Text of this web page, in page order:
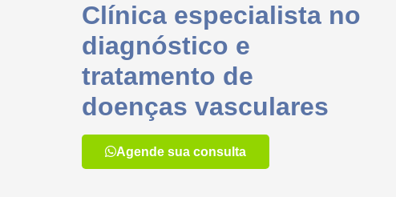
Clínica especialista no
diagnóstico e
tratamento de
doenças vasculares
Agende sua consulta